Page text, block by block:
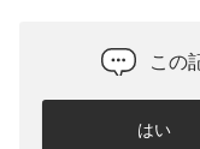
この
はい